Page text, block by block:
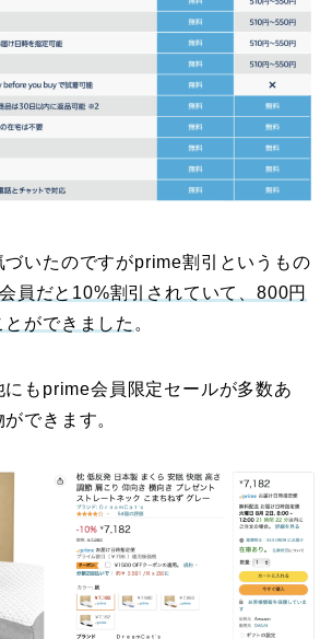
づいたのですがprime割引というもの
員だと10%割引されていて、800円
ができました 。
もprime会員限定セールが多数あ
できます。